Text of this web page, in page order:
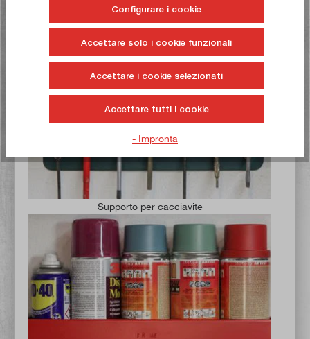
Porta rubinetti con PM5000
Supporto per cacciavite
Configurare i cookie
Accettare solo i cookie funzionali
Accettare i cookie selezionati
Accettare tutti i cookie
- Impronta